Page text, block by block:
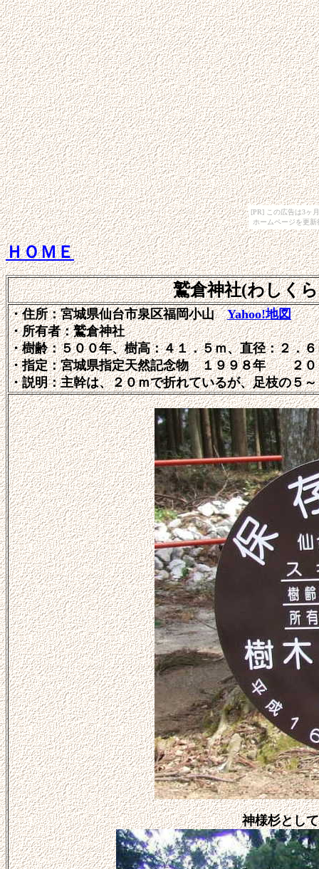
[PR] この広告は3ヶ
ホームページを更
ＨＯＭＥ
鷲倉神社(わしく
・住所：宮城県仙台市泉区福岡小山Yahoo!地図
・所有者：鷲倉神社
・樹齢：５００年、樹高：４１．５ｍ、直径：２．
・指定：宮城県指定天然記念物 １９９８年２
・説明：主幹は、２０ｍで折れているが、足枝の５
神様杉とし